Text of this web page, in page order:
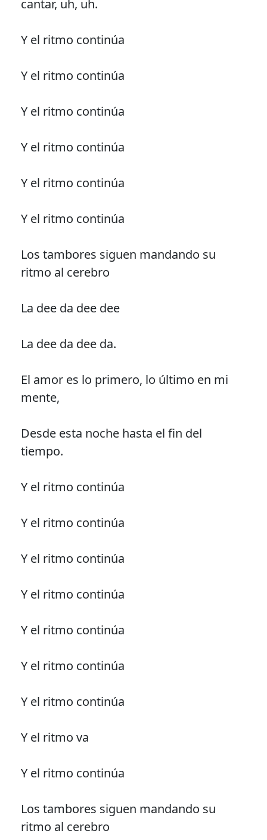
cantar, uh, uh.
Y el ritmo continúa
Y el ritmo continúa
Y el ritmo continúa
Y el ritmo continúa
Y el ritmo continúa
Y el ritmo continúa
Los tambores siguen mandando su
ritmo al cerebro
La dee da dee dee
La dee da dee da.
El amor es lo primero, lo último en mi
mente,
Desde esta noche hasta el fin del
tiempo.
Y el ritmo continúa
Y el ritmo continúa
Y el ritmo continúa
Y el ritmo continúa
Y el ritmo continúa
Y el ritmo continúa
Y el ritmo continúa
Y el ritmo va
Y el ritmo continúa
Los tambores siguen mandando su
ritmo al cerebro